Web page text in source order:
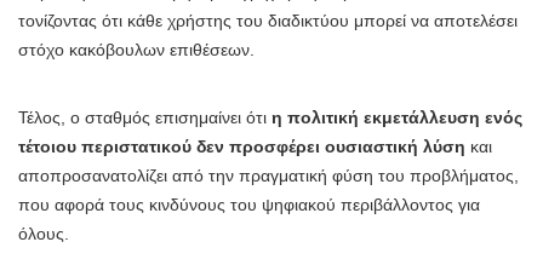
τονίζοντας ότι κάθε χρήστης του διαδικτύου μπορεί να αποτελέσει
στόχο κακόβουλων επιθέσεων.
Τέλος, ο σταθμός επισημαίνει ότι η πολιτική εκμετάλλευση ενός
τέτοιου περιστατικού δεν προσφέρει ουσιαστική λύση και
αποπροσανατολίζει από την πραγματική φύση του προβλήματος,
που αφορά τους κινδύνους του ψηφιακού περιβάλλοντος για
όλους.